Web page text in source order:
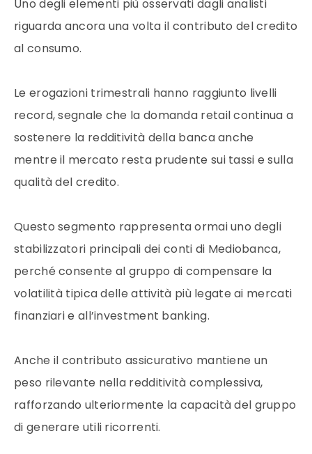
Uno degli elementi più osservati dagli analisti
riguarda ancora una volta il contributo del credito
al consumo.
Le erogazioni trimestrali hanno raggiunto livelli
record, segnale che la domanda retail continua a
sostenere la redditività della banca anche
mentre il mercato resta prudente sui tassi e sulla
qualità del credito.
Questo segmento rappresenta ormai uno degli
stabilizzatori principali dei conti di Mediobanca,
perché consente al gruppo di compensare la
volatilità tipica delle attività più legate ai mercati
finanziari e all’investment banking.
Anche il contributo assicurativo mantiene un
peso rilevante nella redditività complessiva,
rafforzando ulteriormente la capacità del gruppo
di generare utili ricorrenti.